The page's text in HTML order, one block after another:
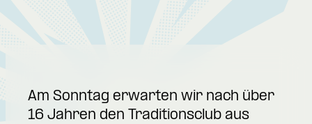
Am Sonntag erwarten wir nach über
16 Jahren den Traditionsclub aus